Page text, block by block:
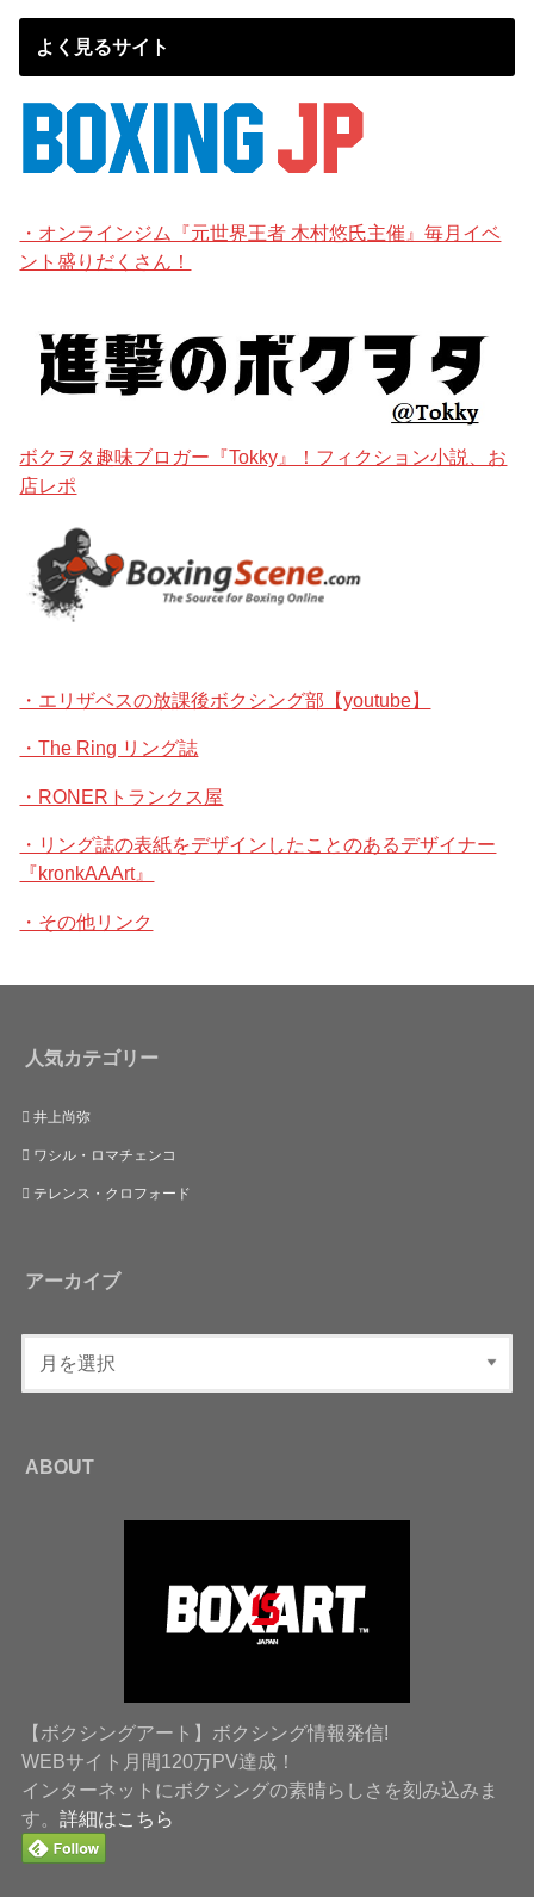
よく見るサイト
・オンラインジム『元世界王者 木村悠氏主催』毎月イベ
ント盛りだくさん！
ボクヲタ趣味ブロガー『Tokky』！フィクション小説、お
店レポ
・エリザベスの放課後ボクシング部【youtube】
・The Ring リング誌
・RONERトランクス屋
・リング誌の表紙をデザインしたことのあるデザイナー
『kronkAAArt』
・その他リンク
人気カテゴリー
井上尚弥
ワシル・ロマチェンコ
テレンス・クロフォード
アーカイブ
ABOUT
【ボクシングアート】ボクシング情報発信!
WEBサイト月間120万PV達成！
インターネットにボクシングの素晴らしさを刻み込みま
す。 詳細はこちら